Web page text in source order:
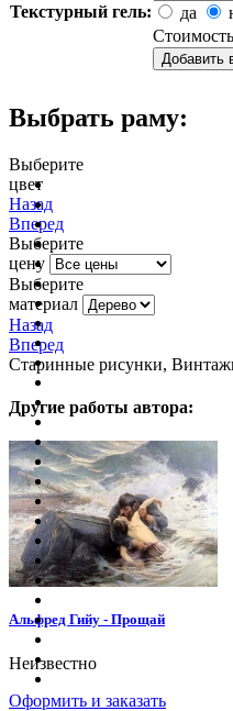
Текстурный гель:
да
Выбрать раму:
Выберите
цвет
Назад
Вперед
Выберите
цену
Выберите
материал
Назад
Вперед
Старинные рисунки,
Другие работы автора:
Альфред Гийу - Прощай
Неизвестно
Оформить и заказать